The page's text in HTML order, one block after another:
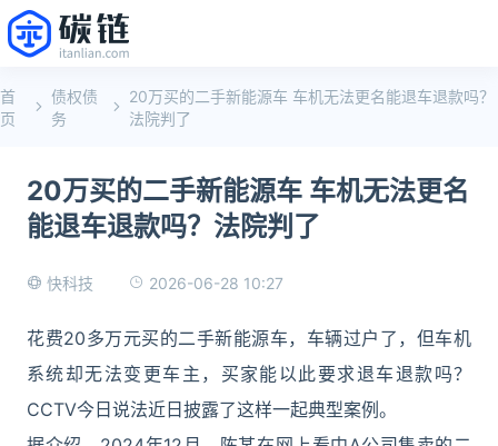
首
页
债权债
务
20万买的二手新能源车 车机无法更名能退车退款吗？
法院判了
20万买的二手新能源车 车机无法更名
能退车退款吗？法院判了
快科技 2026-06-28 10:27
花费20多万元买的二手新能源车，车辆过户了，但车机
系统却无法变更车主，买家能以此要求退车退款吗？
CCTV今日说法近日披露了这样一起典型案例。